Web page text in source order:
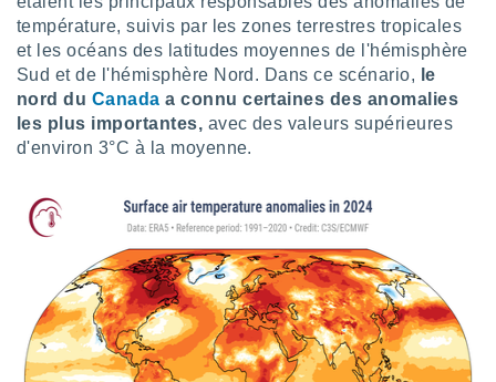
créer
pour
des
profils
des
température, suivis par les zones terrestres tropicales
et les océans des latitudes moyennes de l'hémisphère
Sud et de l'hémisphère Nord. Dans ce scénario, le
nord du Canada a connu certaines des anomalies
les plus importantes, avec des valeurs supérieures
d'environ 3°C à la moyenne.